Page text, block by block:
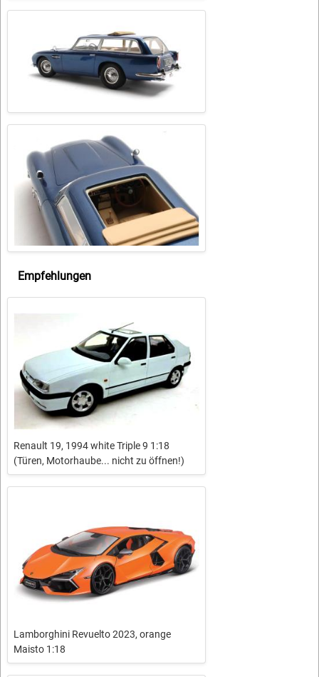
Empfehlungen
Renault 19, 1994 white Triple 9 1:18
(Türen, Motorhaube... nicht zu öffnen!)
Lamborghini Revuelto 2023, orange
Maisto 1:18